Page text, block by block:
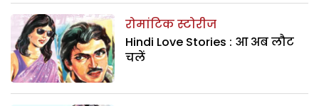
रोमांटिक स्टोरीज
Hindi Love Stories : आ अब लौट
चलें